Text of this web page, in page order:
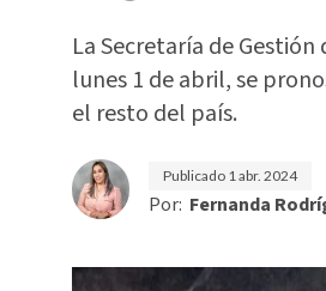
La Secretaría de
lunes 1 de abril, se
el resto del país.
Publicado 1 abr. 2024
Por: Fernanda